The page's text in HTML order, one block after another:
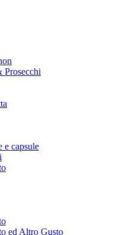
Prosecchi
e capsule
ed Altro Gusto